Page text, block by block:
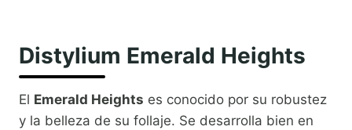
Distylium Emerald Heights
El Emerald Heights es conocido por su robustez
y la belleza de su follaje. Se desarrolla bien en